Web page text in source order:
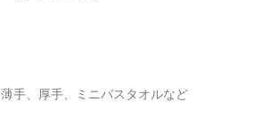
薄手、厚手、ミニバスタオルなど